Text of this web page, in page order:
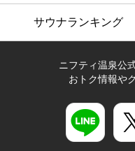
サウナランキング
ニフティ温泉公
おトク情報や